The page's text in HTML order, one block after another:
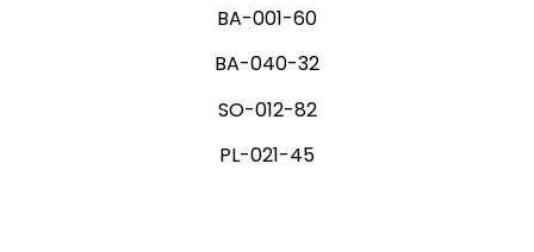
BA-001-60
BA-040-32
SO-012-82
PL-021-45